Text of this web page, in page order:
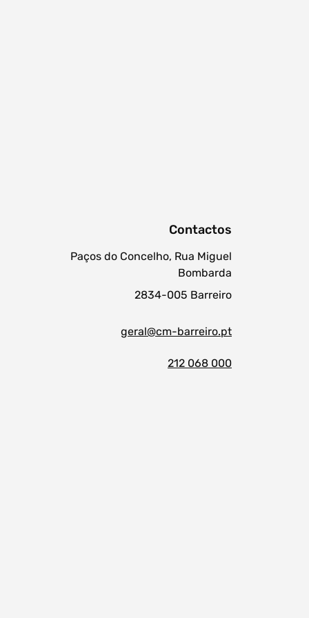
Contactos
Paços do Concelho, Rua Miguel
Bombarda
2834-005 Barreiro
geral@cm-barreiro.pt
212 068 000